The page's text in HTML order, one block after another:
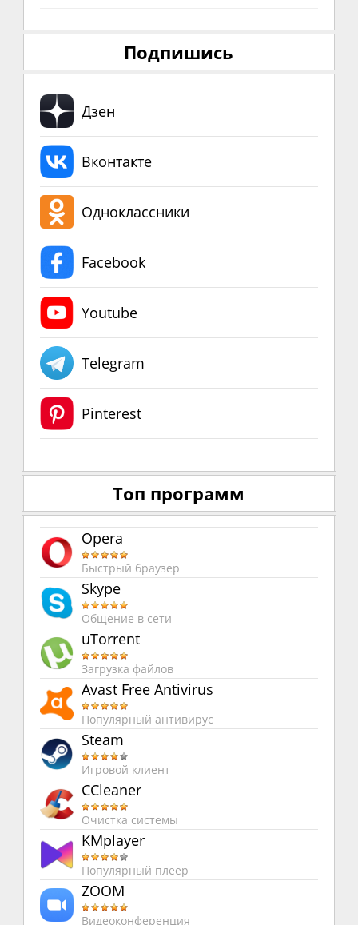
Подпишись
Дзен
Вконтакте
Одноклассники
Facebook
Youtube
Telegram
Pinterest
Топ программ
Opera
Быстрый браузер
Skype
Общение в сети
uTorrent
Загрузка файлов
Avast Free Antivirus
Популярный антивирус
Steam
Игровой клиент
CCleaner
Очистка системы
KMplayer
Популярный плеер
ZOOM
Видеоконференция